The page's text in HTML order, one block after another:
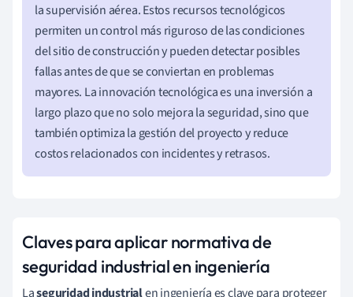
la supervisión aérea. Estos recursos tecnológicos
permiten un control más riguroso de las condiciones
del sitio de construcción y pueden detectar posibles
fallas antes de que se conviertan en problemas
mayores. La innovación tecnológica es una inversión a
largo plazo que no solo mejora la seguridad, sino que
también optimiza la gestión del proyecto y reduce
costos relacionados con incidentes y retrasos.
Claves para aplicar normativa de
seguridad industrial en ingeniería
Laseguridad industrialen ingeniería es clave para proteger